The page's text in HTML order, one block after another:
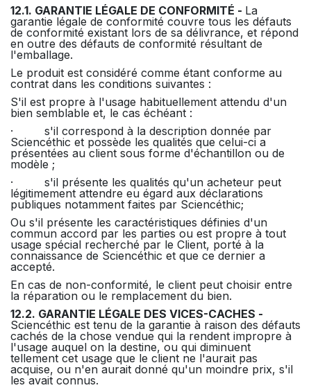
12.1. GARANTIE LÉGALE DE CONFORMITÉ - La
garantie légale de conformité couvre tous les défauts
de conformité existant lors de sa délivrance, et répond
en outre des défauts de conformité résultant de
l'emballage.
Le produit est considéré comme étant conforme au
contrat dans les conditions suivantes :
S'il est propre à l'usage habituellement attendu d'un
bien semblable et, le cas échéant :
· s'il correspond à la description donnée par
Sciencéthic et possède les qualités que celui-ci a
présentées au client sous forme d'échantillon ou de
modèle ;
· s'il présente les qualités qu'un acheteur peut
légitimement attendre eu égard aux déclarations
publiques notamment faites par Sciencéthic;
Ou s'il présente les caractéristiques définies d'un
commun accord par les parties ou est propre à tout
usage spécial recherché par le Client, porté à la
connaissance de Sciencéthic et que ce dernier a
accepté.
En cas de non-conformité, le client peut choisir entre
la réparation ou le remplacement du bien.
12.2. GARANTIE LÉGALE DES VICES-CACHES -
Sciencéthic est tenu de la garantie à raison des défauts
cachés de la chose vendue qui la rendent impropre à
l'usage auquel on la destine, ou qui diminuent
tellement cet usage que le client ne l'aurait pas
acquise, ou n'en aurait donné qu'un moindre prix, s'il
les avait connus.